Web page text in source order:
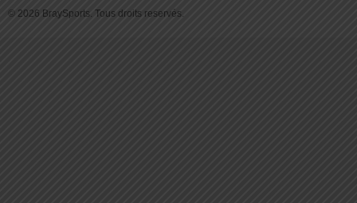
© 2026 BraySports. Tous droits reservés.